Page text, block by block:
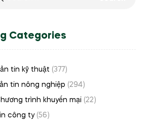
Categories
tin kỹ thuật (377)
tin nông nghiệp (294)
trình khuyến mại (22)
công ty(56)